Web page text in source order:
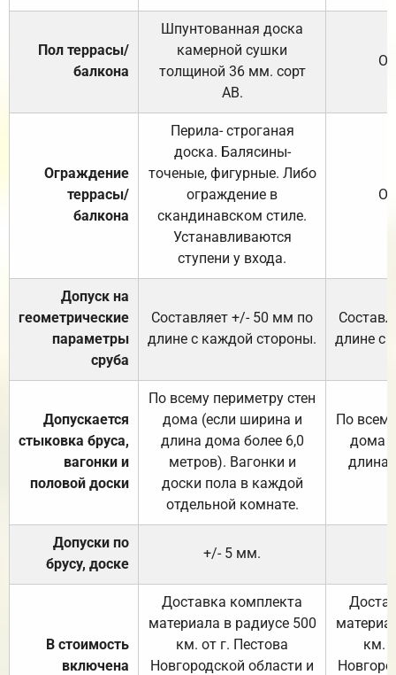
Пол террасы/
балкона
Шпунтованная доска
камерной сушки
толщиной 36 мм. сорт
АВ.
Ограждение
террасы/
балкона
Перила- строганая
доска. Балясины-
точеные, фигурные. Либо
ограждение в
скандинавском стиле.
Устанавливаются
ступени у входа.
Допуск на
геометрические
параметры
сруба
Составляет +/- 50 мм по
длине с каждой стороны.
длине с
Допускается
стыковка бруса,
вагонки и
половой доски
По всему периметру стен
дома (если ширина и
длина дома более 6,0
метров). Вагонки и
доски пола в каждой
отдельной комнате.
По
дома
длина
Допуски по
брусу, доске
+/- 5 мм.
В стоимость
включена
Доставка комплекта
материала в радиусе 500
км. от г. Пестова
Новгородской области и
км.